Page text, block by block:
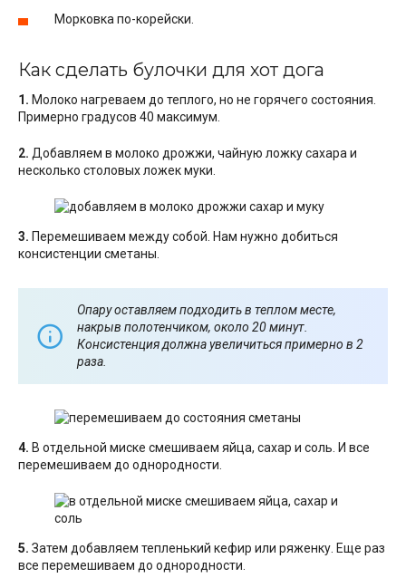
Морковка по-корейски.
Как сделать булочки для хот дога
1. Молоко нагреваем до теплого, но не горячего состояния.
Примерно градусов 40 максимум.
2. Добавляем в молоко дрожжи, чайную ложку сахара и
несколько столовых ложек муки.
3. Перемешиваем между собой. Нам нужно добиться
консистенции сметаны.
Опару оставляем подходить в теплом месте,
накрыв полотенчиком, около 20 минут.
Консистенция должна увеличиться примерно в 2
раза.
4. В отдельной миске смешиваем яйца, сахар и соль. И все
перемешиваем до однородности.
5. Затем добавляем тепленький кефир или ряженку. Еще раз
все перемешиваем до однородности.